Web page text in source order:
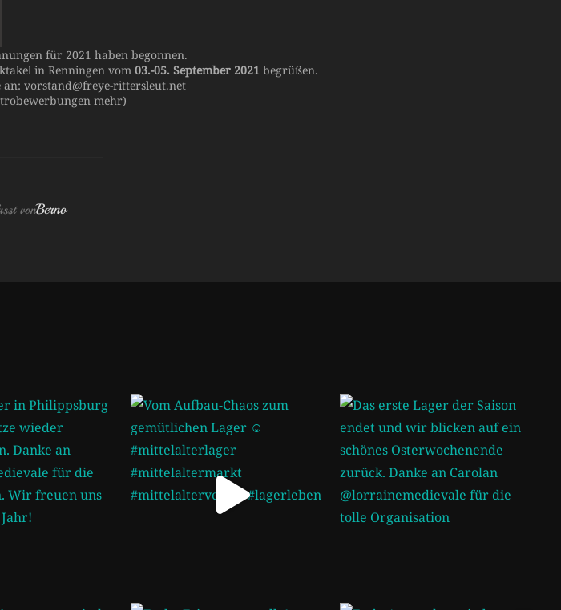
für 2021 haben begonnen.
in Renningen vom 03.-05. September 2021 begrüßen.
vorstand@freye-rittersleut.net
mehr)
vonBerno